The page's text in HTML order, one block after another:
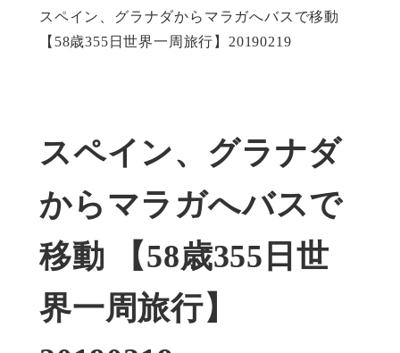
スペイン、グラナダからマラガへバスで移動
【58歳355日世界一周旅行】20190219
スペイン、グラナダ
からマラガへバスで
移動 【58歳355日世
界一周旅行】